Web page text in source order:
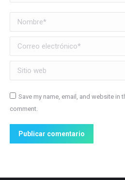
Nombre *
Correo electrónico *
Sitio web
Save my name, email, and website in
comment.
Publicar comentario